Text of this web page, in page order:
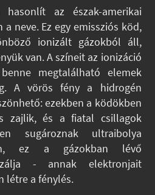
az észak-amerikai
neve. Ez egy emissziós köd,
ionizált gázokból áll,
van. A színeit az ionizáció
megtalálható elemek
A vörös fény a hidrogén
ezekben a ködökben
zajlik, és a fiatal csillagok
sugároznak ultraibolya
ez a gázokban lévő
- annak elektronjait
létre a fénylés.